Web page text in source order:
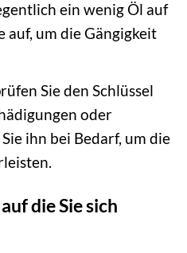
ein wenig Öl auf
auf, um die Gängigkeit
Sie den Schlüssel
oder
ihn bei Bedarf, um die
die Sie sich